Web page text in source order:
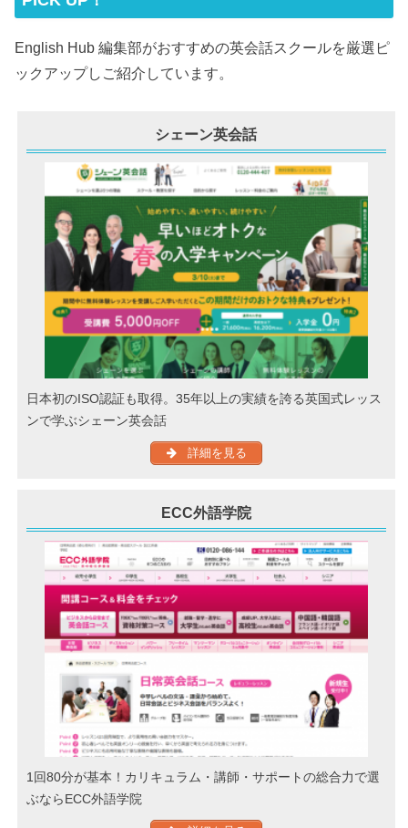
English Hub 編集部がおすすめの英会話スクールを厳選ピ
ックアップしご紹介しています。
シェーン英会話
日本初のISO認証も取得。35年以上の実績を誇る英国式レッス
ンで学ぶシェーン英会話
詳細を見る
ECC外語学院
1回80分が基本！カリキュラム・講師・サポートの総合力で選
ぶならECC外語学院